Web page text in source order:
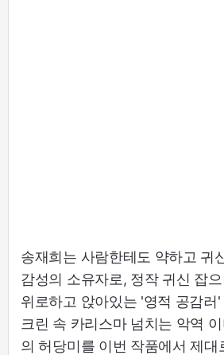
송재희는 사람한테도 약하고 귀
감성의 소유자로, 정작 귀신 잡
위로하고 앉아있는 '영적 공감러
크린 속 카리스마 넘치는 악역
의 허당미를 이번 작품에서 제대